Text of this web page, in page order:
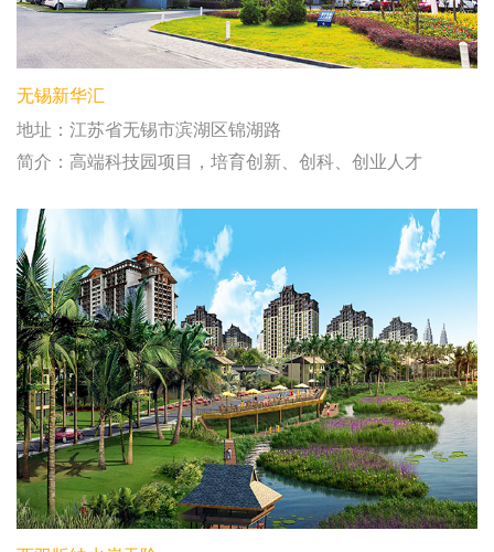
无锡新华汇
地址：江苏省无锡市滨湖区锦湖路
简介：高端科技园项目，培育创新、创科、创业人才